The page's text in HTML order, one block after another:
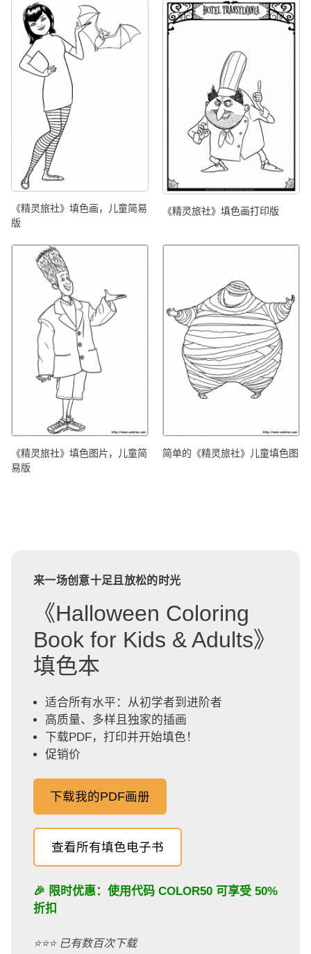
《精灵旅社》填色画，儿童简易
版
《精灵旅社》填色画打印版
《精灵旅社》填色图片，儿童简
易版
简单的《精灵旅社》儿童填色图
来一场创意十足且放松的时光
《Halloween Coloring
Book for Kids & Adults》
填色本
适合所有水平：从初学者到进阶者
高质量、多样且独家的插画
下载PDF，打印并开始填色！
促销价
下载我的PDF画册
查看所有填色电子书
🎉 限时优惠：使用代码 COLOR50 可享受 50%
折扣
⭐️⭐️⭐️ 已有数百次下载